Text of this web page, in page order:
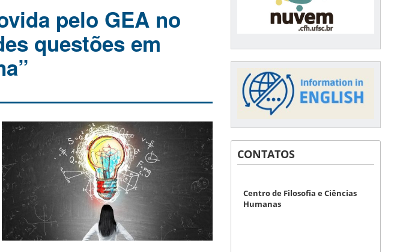
pelo GEA no
questões em
CONTATOS
Centro de Filosofia e Ciências
Humanas